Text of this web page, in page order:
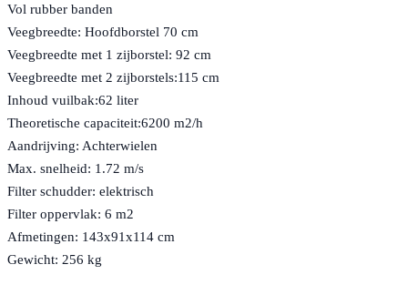
Vol rubber banden
Veegbreedte: Hoofdborstel 70 cm
Veegbreedte met 1 zijborstel: 92 cm
Veegbreedte met 2 zijborstels:115 cm
Inhoud vuilbak:62 liter
Theoretische capaciteit:6200 m2/h
Aandrijving: Achterwielen
Max. snelheid: 1.72 m/s
Filter schudder: elektrisch
Filter oppervlak: 6 m2
Afmetingen: 143x91x114 cm
Gewicht: 256 kg